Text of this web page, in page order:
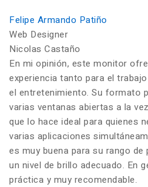
Felipe Armando Patiño
Web Designer
Nicolas Castaño
En mi opinión, este monitor
experiencia tanto para el
el entretenimiento. Su formato
varias ventanas abiertas a la
que lo hace ideal para quienes
varias aplicaciones
es muy buena para su rango
un nivel de brillo adecuado. En
práctica y muy recomendable.